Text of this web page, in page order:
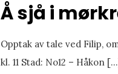
Å sjå i
Opptak av tale ved Filip,
kl. 11 Stad: No12 – Håkon